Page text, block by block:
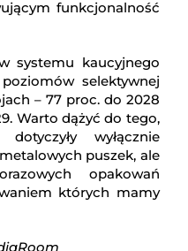
funkcjonalność
systemu kaucyjnego
selektywnej
– 77 proc. do 2028
Warto dążyć do tego,
wyłącznie
puszek, ale
opakowań
których mamy